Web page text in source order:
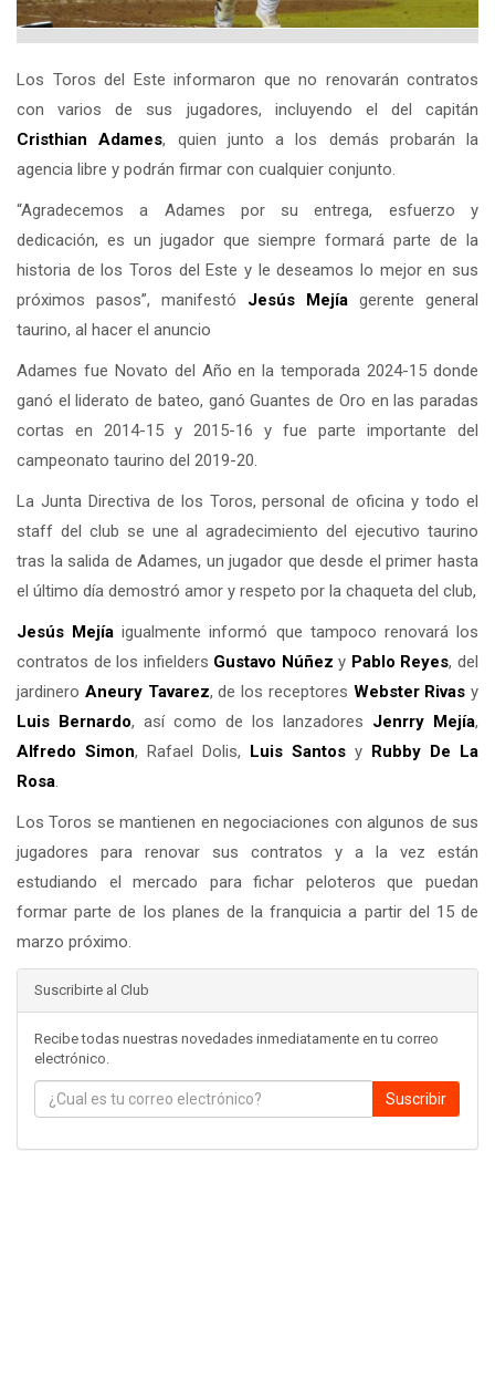
Los Toros del Este informaron que no renovarán contratos
con varios de sus jugadores, incluyendo el del capitán
Cristhian Adames, quien junto a los demás probarán la
agencia libre y podrán firmar con cualquier conjunto.
“Agradecemos a Adames por su entrega, esfuerzo y
dedicación, es un jugador que siempre formará parte de la
historia de los Toros del Este y le deseamos lo mejor en sus
próximos pasos”, manifestó Jesús Mejía gerente general
taurino, al hacer el anuncio
Adames fue Novato del Año en la temporada 2024-15 donde
ganó el liderato de bateo, ganó Guantes de Oro en las paradas
cortas en 2014-15 y 2015-16 y fue parte importante del
campeonato taurino del 2019-20.
La Junta Directiva de los Toros, personal de oficina y todo el
staff del club se une al agradecimiento del ejecutivo taurino
tras la salida de Adames, un jugador que desde el primer hasta
el último día demostró amor y respeto por la chaqueta del club,
Jesús Mejía igualmente informó que tampoco renovará los
contratos de los infielders Gustavo Núñez y Pablo Reyes, del
jardinero Aneury Tavarez, de los receptores Webster Rivas y
Luis Bernardo, así como de los lanzadores Jenrry Mejía,
Alfredo Simon, Rafael Dolis, Luis Santos y
Rubby De La
Rosa.
Los Toros se mantienen en negociaciones con algunos de sus
jugadores para renovar sus contratos y a la vez están
estudiando el mercado para fichar peloteros que puedan
formar parte de los planes de la franquicia a partir del 15 de
marzo próximo.
Suscribirte al Club
Recibe todas nuestras novedades inmediatamente en tu correo
electrónico.
Suscribir